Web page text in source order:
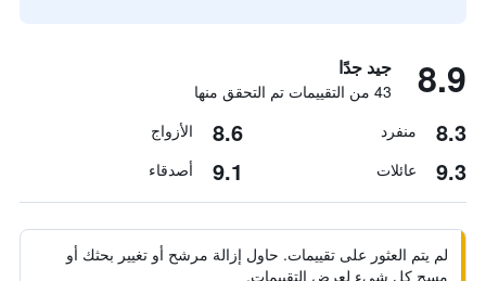
8.9 جيد جدًا
43 من التقييمات تم التحقق منها
8.3 منفرد 8.6 الأزواج
9.3 عائلات 9.1 أصدقاء
لم يتم العثور على تقييمات. حاول إزالة مرشح أو تغيير بحثك أو
مسح كل شيء لعرض التقييمات.